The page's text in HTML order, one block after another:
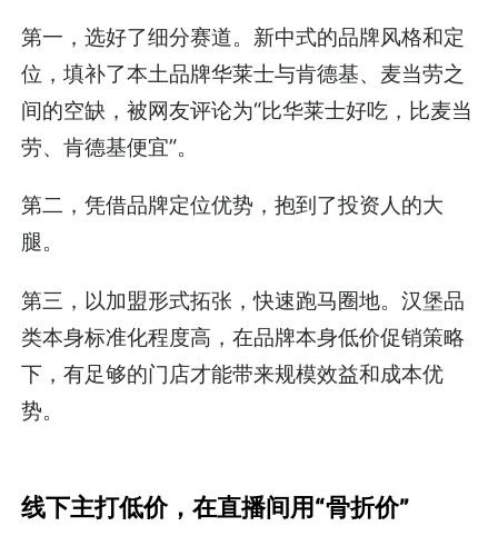
第一，选好了细分赛道。新中式的品牌风格和定
位，填补了本土品牌华莱士与肯德基、麦当劳之
间的空缺，被网友评论为“比华莱士好吃，比麦当
劳、肯德基便宜”。
第二，凭借品牌定位优势，抱到了投资人的大
腿。
第三，以加盟形式拓张，快速跑马圈地。汉堡品
类本身标准化程度高，在品牌本身低价促销策略
下，有足够的门店才能带来规模效益和成本优
势。
线下主打低价，在直播间用“骨折价”